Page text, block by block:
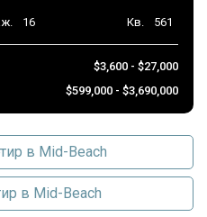
16 Кв. 561
$3,600 - $27,000
$599,000 - $3,690,000
в Mid-Beach
в Mid-Beach